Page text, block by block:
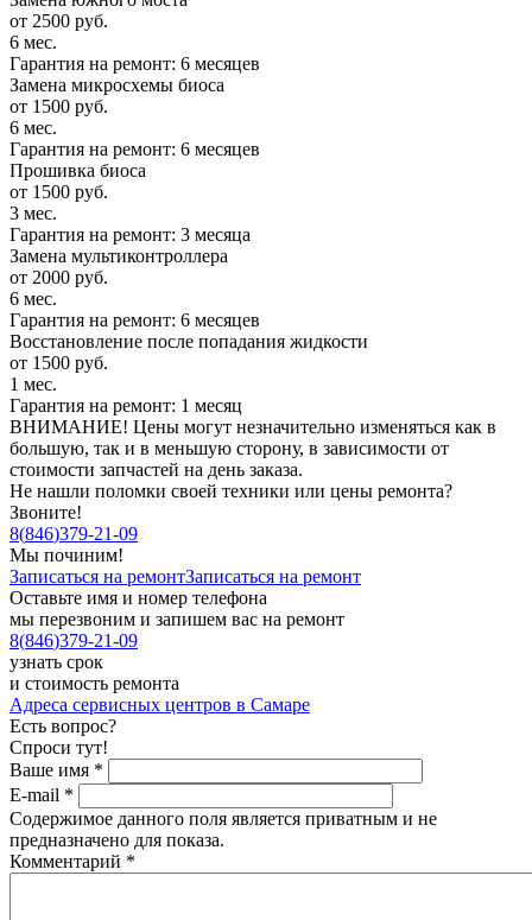
от 2500 руб.
6 мес.
Гарантия на ремонт: 6 месяцев
Замена микросхемы биоса
от 1500 руб.
6 мес.
Гарантия на ремонт: 6 месяцев
Прошивка биоса
от 1500 руб.
3 мес.
Гарантия на ремонт: 3 месяца
Замена мультиконтроллера
от 2000 руб.
6 мес.
Гарантия на ремонт: 6 месяцев
Восстановление после попадания жидкости
от 1500 руб.
1 мес.
Гарантия на ремонт: 1 месяц
ВНИМАНИЕ! Цены могут незначительно изменяться как в
большую, так и в меньшую сторону, в зависимости от
стоимости запчастей на день заказа.
Не нашли поломки своей техники или цены ремонта?
Звоните!
8(846)379-21-09
Мы починим!
Записаться на ремонтЗаписаться на ремонт
Оставьте имя и номер телефона
мы перезвоним и запишем вас на ремонт
8(846)379-21-09
узнать срок
и стоимость ремонта
Адреса сервисных центров в Самаре
Есть вопрос?
Спроси тут!
Ваше имя *
E-mail *
Содержимое данного поля является приватным и не
предназначено для показа.
Комментарий *